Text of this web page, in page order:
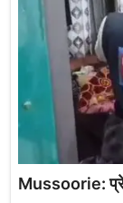
Mussoorie: प्रेम